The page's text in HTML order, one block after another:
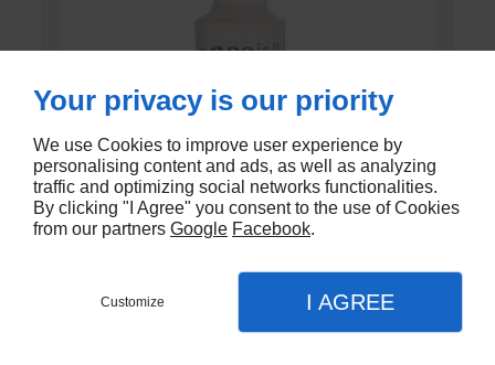
GEL DE CONTACT UNI’GEL
Your privacy is our priority
We use Cookies to improve user experience by
personalising content and ads, as well as analyzing
traffic and optimizing social networks functionalities.
By clicking "I Agree" you consent to the use of Cookies
from our partners Google Facebook.
Customize I AGREE